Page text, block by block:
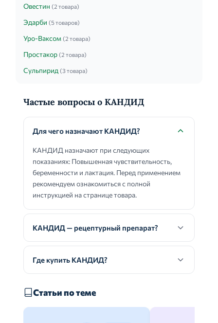
Овестин (2 товара)
Эдарби (5 товаров)
Уро-Ваксом (2 товара)
Простакор (2 товара)
Сульпирид (3 товара)
Частые вопросы о КАНДИД
Для чего назначают КАНДИД?
КАНДИД назначают при следующих
показаниях: Повышенная чувствительность,
беременности и лактация. Перед применением
рекомендуем ознакомиться с полной
инструкцией на странице товара.
КАНДИД — рецептурный препарат?
Где купить КАНДИД?
Статьи по теме